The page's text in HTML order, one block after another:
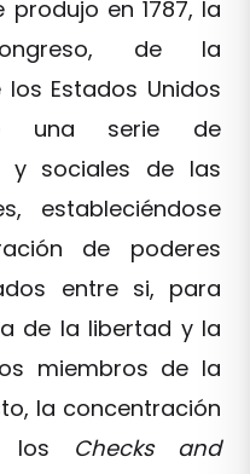
produjo en 1787, la
de la
Estados Unidos
una serie de
y sociales de las
estableciéndose
de poderes
entre si, para
de la libertad y la
miembros de la
la concentración
los Checks and